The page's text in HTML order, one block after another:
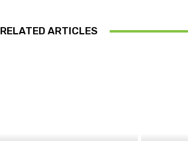
RELATED ARTICLES